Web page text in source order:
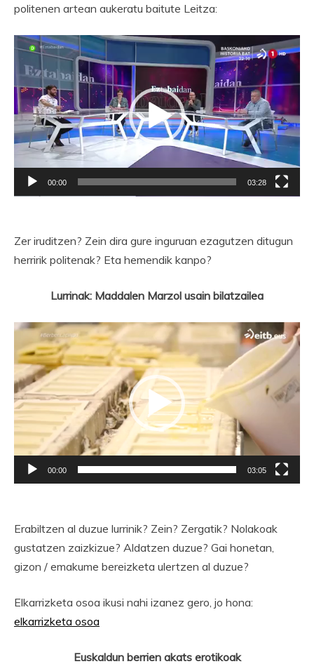
politenen artean aukeratu baitute Leitza:
Bideo
erreproduzigailua
00:00 03:28
Zer iruditzen? Zein dira gure inguruan ezagutzen ditugun
herririk politenak? Eta hemendik kanpo?
Lurrinak: Maddalen Marzol usain bilatzailea
Bideo
erreproduzigailua
00:00 03:05
Erabiltzen al duzue lurrinik? Zein? Zergatik? Nolakoak
gustatzen zaizkizue? Aldatzen duzue? Gai honetan,
gizon / emakume bereizketa ulertzen al duzue?
Elkarrizketa osoa ikusi nahi izanez gero, jo hona:
elkarrizketa osoa
Euskaldun berrien akats erotikoak